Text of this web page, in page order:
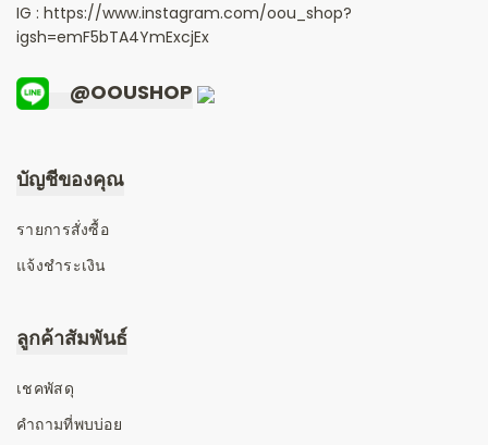
IG : https://www.instagram.com/oou_shop?
igsh=emF5bTA4YmExcjEx
@OOUSHOP
บัญชีของคุณ
รายการสั่งซื้อ
แจ้งชำระเงิน
ลูกค้าสัมพันธ์
เชคพัสดุ
คำถามที่พบบ่อย